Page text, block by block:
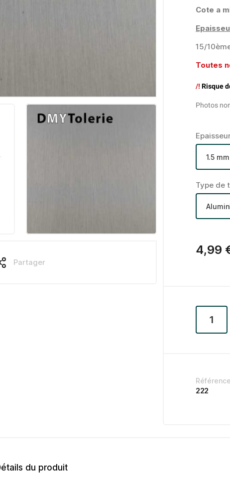
Partager
Cote a
15/
Toutes
/! Risque
Photos
Type de
4,99
Référence
222
du produit